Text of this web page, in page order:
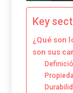
Key
¿Qué son
son sus